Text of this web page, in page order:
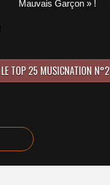
Mauvais Garçon » !